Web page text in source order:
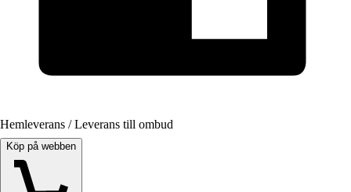
Hemleverans / Leverans till ombud
Köp på webben